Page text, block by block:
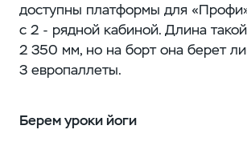
доступны платформы для
с 2 - рядной кабиной. Длина
2 350 мм, но на борт она берет
3 европаллеты.
Берем уроки йоги